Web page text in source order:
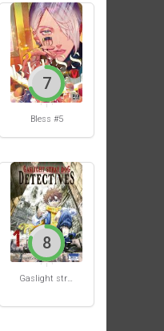
Bless #5
7
8